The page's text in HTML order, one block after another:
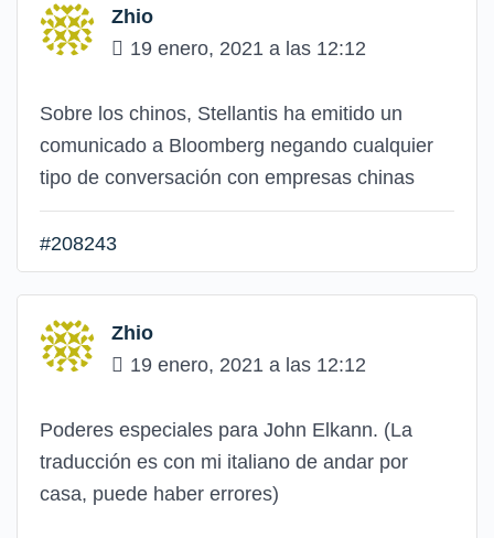
Zhio
19 enero, 2021 a las 12:12
Sobre los chinos, Stellantis ha emitido un
comunicado a Bloomberg negando cualquier
tipo de conversación con empresas chinas
#208243
Zhio
19 enero, 2021 a las 12:12
Poderes especiales para John Elkann. (La
traducción es con mi italiano de andar por
casa, puede haber errores)